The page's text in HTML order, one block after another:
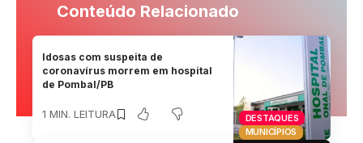
Conteúdo Relacionado
DESTAQUES
MUNICÍPIOS
Idosas com suspeita de
coronavírus morrem em hospital
de Pombal/PB
1 MIN. LEITURA